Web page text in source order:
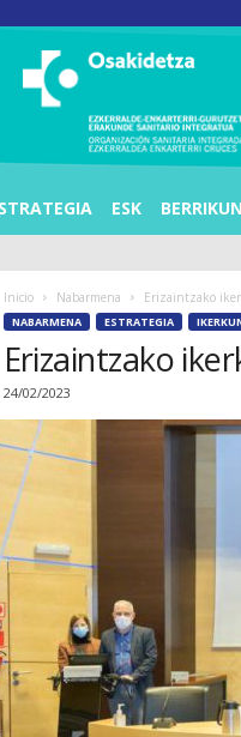
ESK
Inicio Nabarmena Erizaintzako
NABARMENA ESTRATEGIA
Erizaintzako
24/02/2023